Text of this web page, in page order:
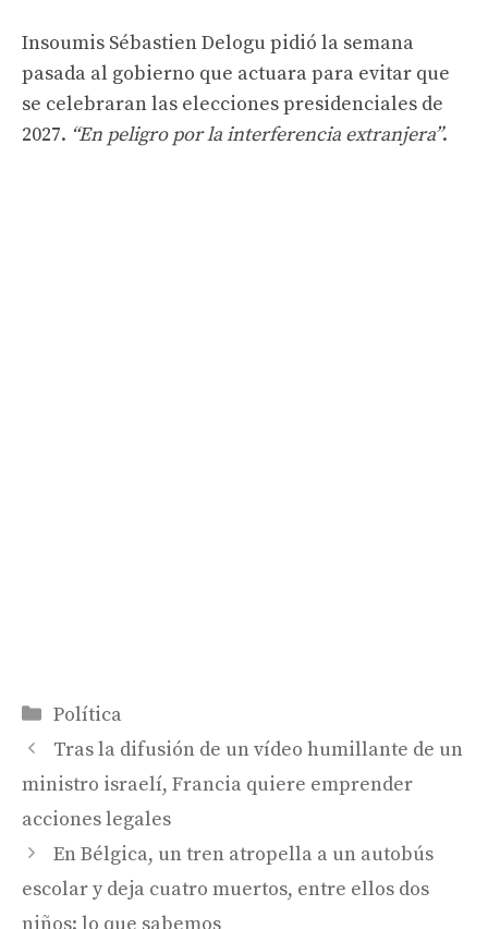
Insoumis Sébastien Delogu pidió la semana
pasada al gobierno que actuara para evitar que
se celebraran las elecciones presidenciales de
2027. “En peligro por la interferencia extranjera”.
Categorías
Política
Tras la difusión de un vídeo humillante de un
ministro israelí, Francia quiere emprender
acciones legales
En Bélgica, un tren atropella a un autobús
escolar y deja cuatro muertos, entre ellos dos
niños: lo que sabemos